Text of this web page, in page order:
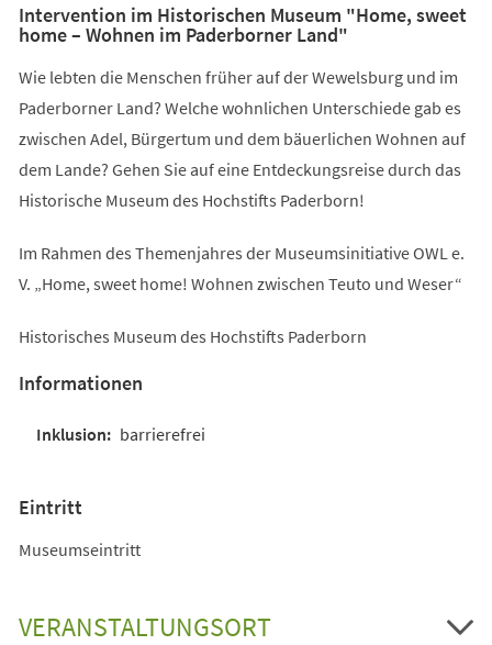
Intervention im Historischen Museum "Home, sweet
home – Wohnen im Paderborner Land"
Wie lebten die Menschen früher auf der Wewelsburg und im
Paderborner Land? Welche wohnlichen Unterschiede gab es
zwischen Adel, Bürgertum und dem bäuerlichen Wohnen auf
dem Lande? Gehen Sie auf eine Entdeckungsreise durch das
Historische Museum des Hochstifts Paderborn!
Im Rahmen des Themenjahres der Museumsinitiative OWL e.
V. „Home, sweet home! Wohnen zwischen Teuto und Weser“
Historisches Museum des Hochstifts Paderborn
Informationen
barrierefrei
Eintritt
Museumseintritt
VERANSTALTUNGSORT